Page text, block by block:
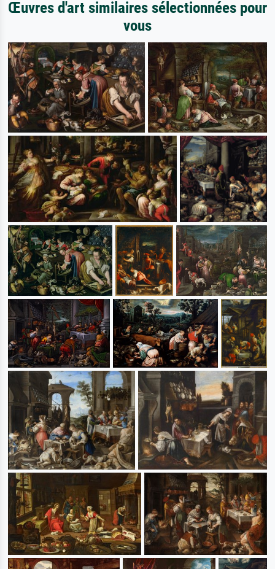
Œuvres d'art similaires sélectionnées pour
vous